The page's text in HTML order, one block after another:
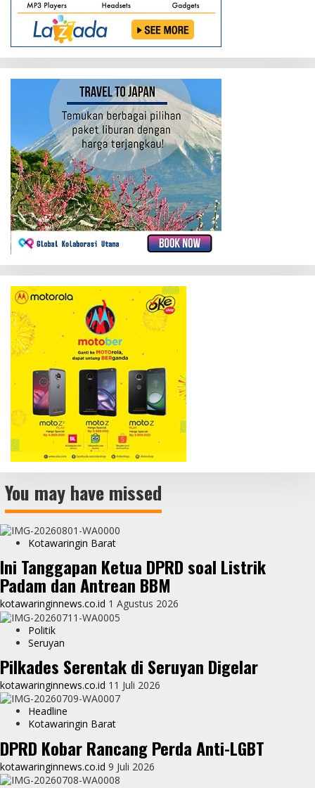
You may have missed
Kotawaringin Barat
Ini Tanggapan Ketua DPRD soal Listrik
Padam dan Antrean BBM
kotawaringinnews.co.id 1 Agustus 2026
Politik
Seruyan
Pilkades Serentak di Seruyan Digelar
kotawaringinnews.co.id 11 Juli 2026
Headline
Kotawaringin Barat
DPRD Kobar Rancang Perda Anti-LGBT
kotawaringinnews.co.id 9 Juli 2026